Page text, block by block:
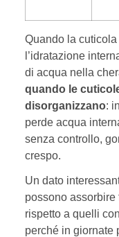
Quando la
l’idratazione
di acqua nella
quando le
disorganizzano:
perde acqua
senza controllo,
crespo.
Un dato
possono
rispetto a quelli
perché in giornate